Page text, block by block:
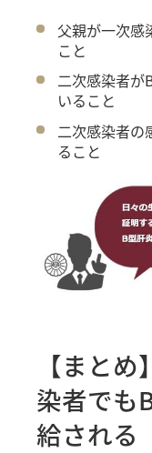
父親が一次感
こと
二次感染者が
いること
二次感染者の
ること
【まと
染者でも
給される